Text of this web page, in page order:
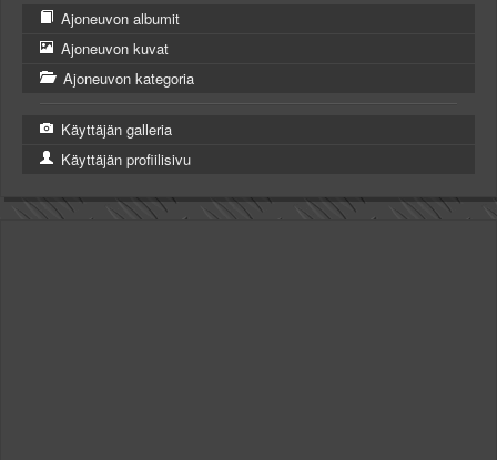
Ajoneuvon albumit
Ajoneuvon kuvat
Ajoneuvon kategoria
Käyttäjän galleria
Käyttäjän profiilisivu